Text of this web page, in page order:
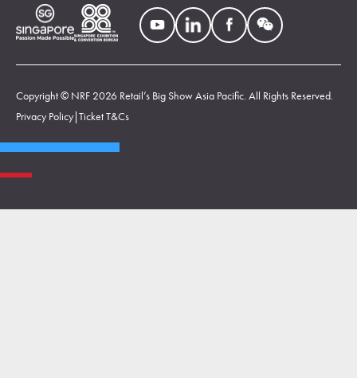
Copyright © NRF 2026 Retail’s Big Show Asia Pacific. All Rights Reserved.
Privacy Policy|Ticket T&Cs